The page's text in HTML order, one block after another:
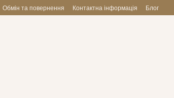
Обмін та повернення Контактна інформація Блог